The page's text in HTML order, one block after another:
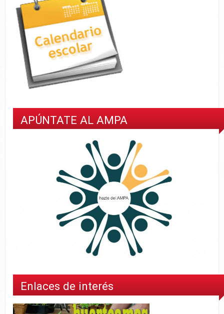
APÚNTATE AL AMPA
Enlaces de interés